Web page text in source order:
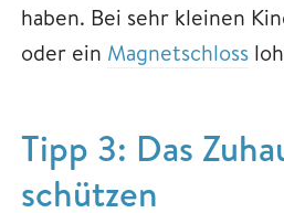
haben. Bei sehr kleinen
oder ein Magnetschloss
Tipp 3: Das
schützen